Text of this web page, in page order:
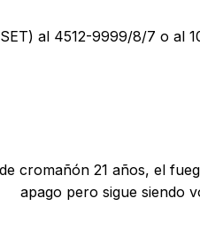
al 4512-9999/8/7 o al
cromañón 21 años, el
apago pero sigue siendo